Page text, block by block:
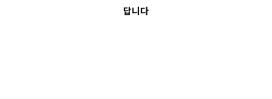
답니다